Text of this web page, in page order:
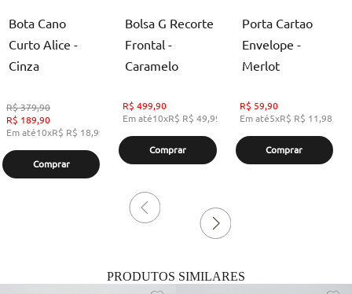
Bota Cano
Curto Alice -
Cinza
R$379,90
R$ 189,90
Em até10xR$ R$ 18,99
Comprar
Bolsa G Recorte
Frontal -
Caramelo
R$ 499,90
Em até10xR$ R$ 49,99 sem juros
Comprar
Porta Cartao
Envelope -
Merlot
R$ 59,90
Em até5xR$ R$ 11,98
Comprar
PRODUTOS SIMILARES